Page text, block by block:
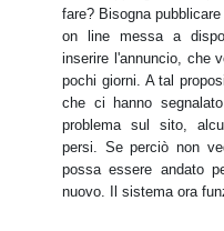
fare? Bisogna
on line messa a
inserire l'annuncio, che
pochi giorni. A tal
che ci hanno
problema sul sito,
persi. Se perciò non
possa essere andato
nuovo. Il sistema ora